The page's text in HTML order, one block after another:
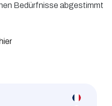
Bedürfnisse abgestimmt